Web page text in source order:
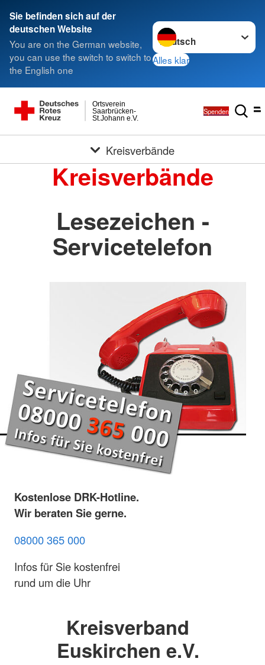
Sie befinden sich auf der
deutschen Website
You are on the German website,
you can use the switch to switch to
the English one
Sprache wechseln zu
Alles klar
St.Johann e.V.
Saarbrücken-
Ortsverein
Spenden
Kreisverbände
Kreisverbände
Lesezeichen -
Servicetelefon
Kostenlose DRK-Hotline.
Wir beraten Sie gerne.
08000 365 000
Infos für Sie kostenfrei
rund um die Uhr
Kreisverband
Euskirchen e.V.